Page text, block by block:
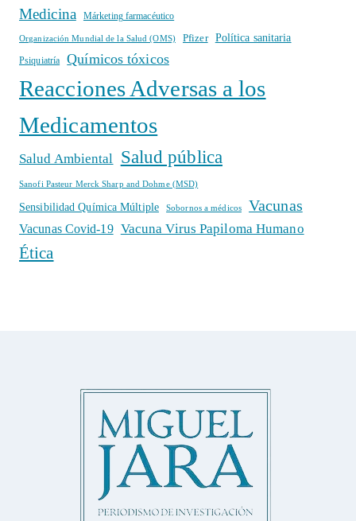
Medicina Márketing farmacéutico
Organización Mundial de la Salud (OMS) Pfizer Política sanitaria
Psiquiatría Químicos tóxicos
Reacciones Adversas a los
Medicamentos
Salud Ambiental Salud pública
Sanofi Pasteur Merck Sharp and Dohme (MSD)
Sensibilidad Química Múltiple Sobornos a médicos Vacunas
Vacunas Covid-19 Vacuna Virus Papiloma Humano
Ética